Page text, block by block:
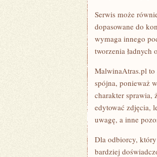
Serwis może
dopasowane do
wymaga innego
tworzenia ładnych
MalwinaAtras.pl to
spójna, ponieważ
charakter sprawia,
edytować zdjęcia,
uwagę, a inne
Dla odbiorcy,
bardziej